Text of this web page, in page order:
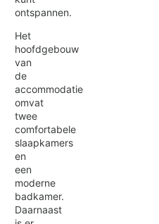
ontspannen.
Het
hoofdgebouw
van
de
accommodatie
omvat
twee
comfortabele
slaapkamers
en
een
moderne
badkamer.
Daarnaast